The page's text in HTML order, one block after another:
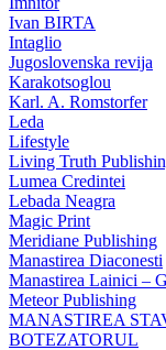
Ivan BIRTA
Intaglio
Jugoslovenska revija
Karakotsoglou
Karl. A. Romstorfer
Leda
Lifestyle
Living Truth
Lumea Credintei
Lebada Neagra
Magic Print
Meridiane Publishing
Manastirea Diaconesti
Manastirea Lainici –
Meteor Publishing
MANASTIREA
BOTEZATORUL